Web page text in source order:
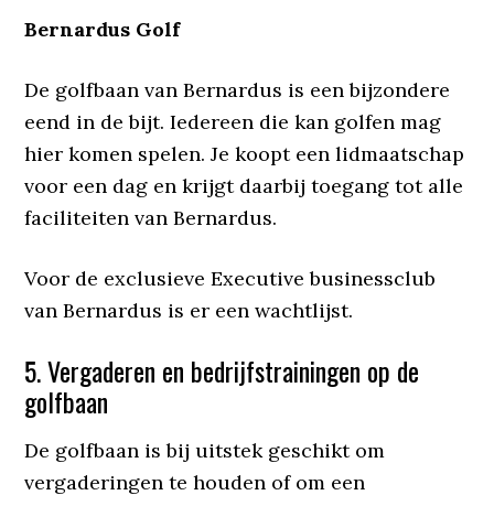
Bernardus Golf
De golfbaan van Bernardus is een bijzondere
eend in de bijt. Iedereen die kan golfen mag
hier komen spelen. Je koopt een lidmaatschap
voor een dag en krijgt daarbij toegang tot alle
faciliteiten van Bernardus.
Voor de exclusieve Executive businessclub
van Bernardus is er een wachtlijst.
5. Vergaderen en bedrijfstrainingen op de
golfbaan
De golfbaan is bij uitstek geschikt om
vergaderingen te houden of om een